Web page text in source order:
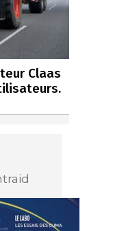
Claas